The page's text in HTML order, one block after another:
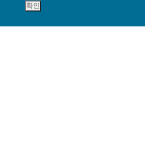
확인